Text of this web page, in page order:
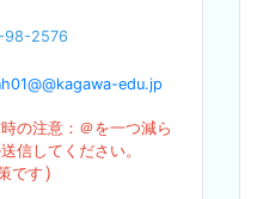
98-2576
edu.jp
の注意：＠を一つ減ら
信してください。
です）